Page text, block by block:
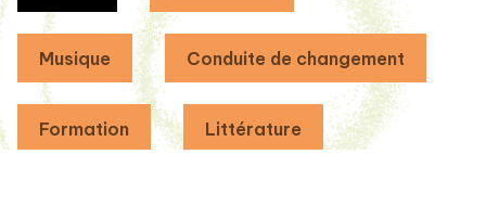
Musique Conduite de changement
Formation Littérature